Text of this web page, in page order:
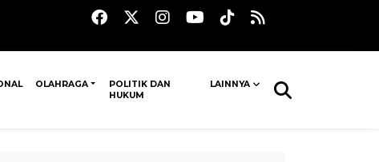
OLAHRAGA
POLITIK DAN
HUKUM
LAINNYA